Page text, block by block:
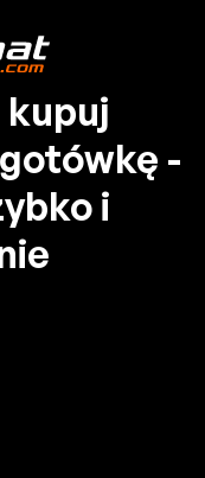
kupuj
-
i